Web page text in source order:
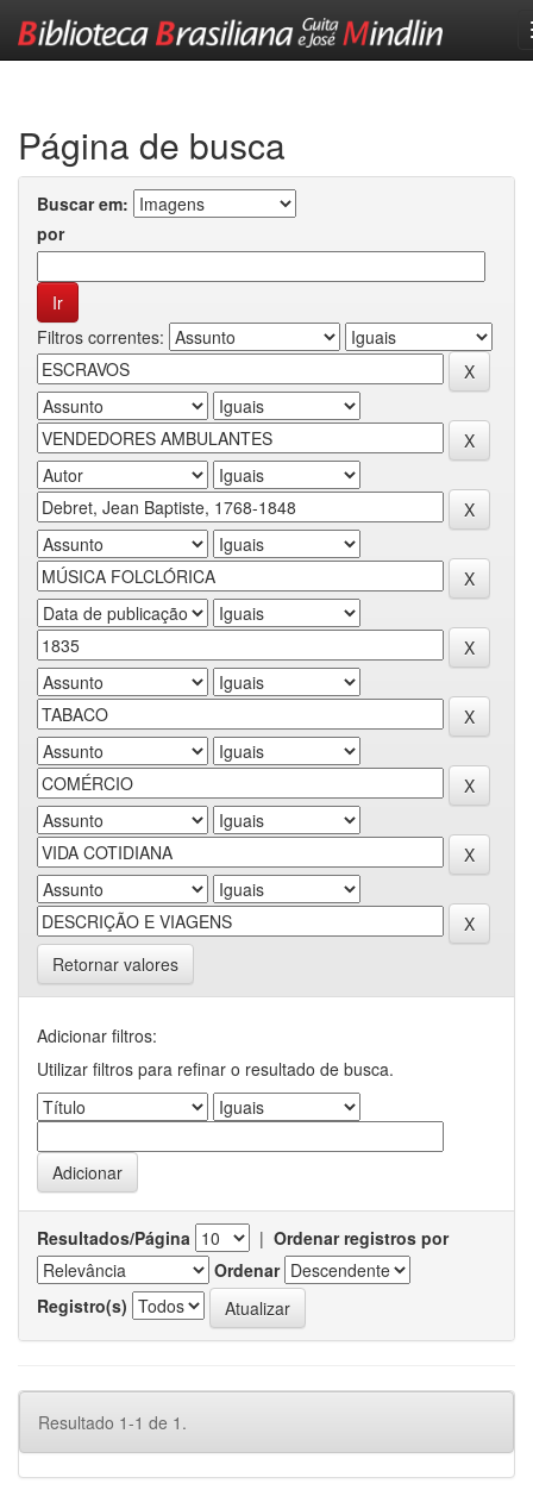
Página de busca
Buscar em:
por
Filtros correntes:
Retornar valores
Adicionar filtros:
Utilizar filtros para refinar o resultado de busca.
Resultados/Página | Ordenar registros por
Ordenar
Registro(s)
Resultado 1-1 de 1.